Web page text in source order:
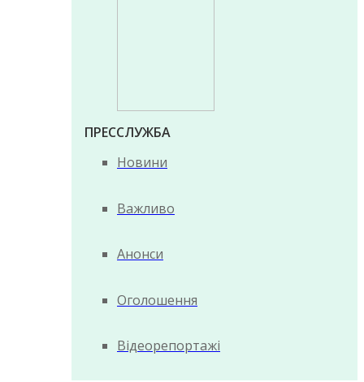
ПРЕССЛУЖБА
Новини
Важливо
Анонси
Оголошення
Відеорепортажі